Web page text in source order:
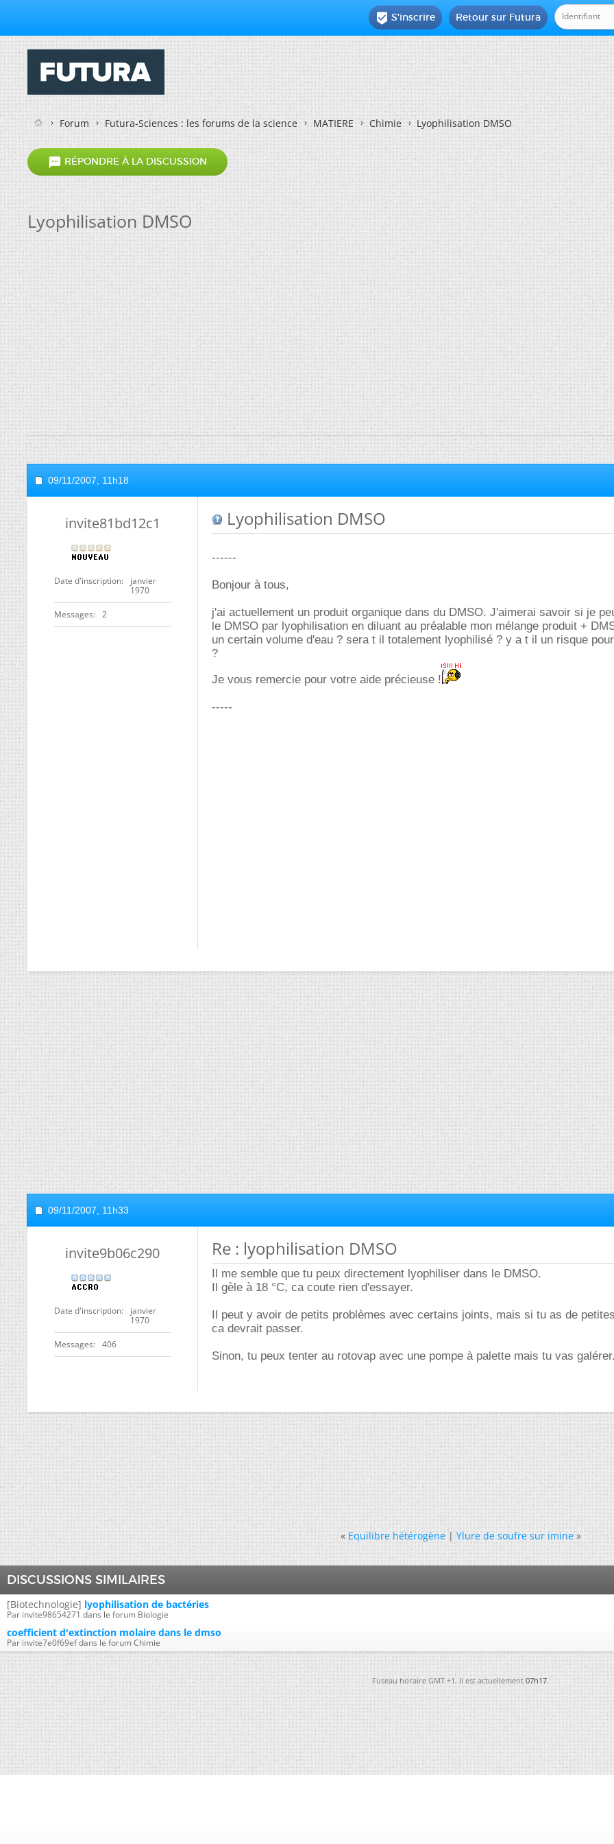
Retour sur Futura
 S'inscrire
Forum Futura-Sciences : les forums de la science MATIERE Chimie Lyophilisation DMSO
 RÉPONDRE À LA DISCUSSION
Lyophilisation DMSO
09/11/2007, 11h18
invite81bd12c1
Date d'inscription
janvier
1970
Messages 2
Lyophilisation DMSO
------
Bonjour à tous,
j'ai actuellement un produit organique dans du DMSO. J'aimerai savoir si je
le DMSO par lyophilisation en diluant au préalable mon mélange produit +
un certain volume d'eau ? sera t il totalement lyophilisé ? y a t il un risque
?
Je vous remercie pour votre aide précieuse !
-----
09/11/2007, 11h33
invite9b06c290
Date d'inscription
janvier
1970
Messages 406
Re : lyophilisation DMSO
Il me semble que tu peux directement lyophiliser dans le DMSO.
Il gèle à 18 °C, ca coute rien d'essayer.
Il peut y avoir de petits problèmes avec certains joints, mais si tu as de
ca devrait passer.
Sinon, tu peux tenter au rotovap avec une pompe à palette mais tu vas
« Equilibre hétérogène|Ylure de soufre sur imine »
DISCUSSIONS SIMILAIRES
[Biotechnologie] lyophilisation de bactéries
Par invite98654271 dans le forum Biologie
coefficient d'extinction molaire dans le dmso
Par invite7e0f69ef dans le forum Chimie
Fuseau horaire GMT +1. Il est actuellement07h17.